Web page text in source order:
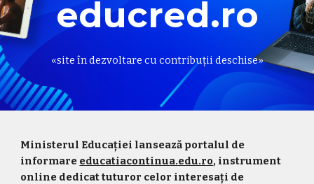
educred.ro
«site în dezvoltare cu contribuții deschise»
Ministerul Educației lansează portalul de
informare educatiacontinua.edu.ro, instrument
online dedicat tuturor celor interesați de